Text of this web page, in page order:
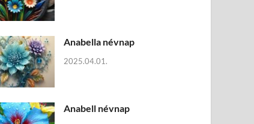
Anabella névnap
2025.04.01.
Anabell névnap